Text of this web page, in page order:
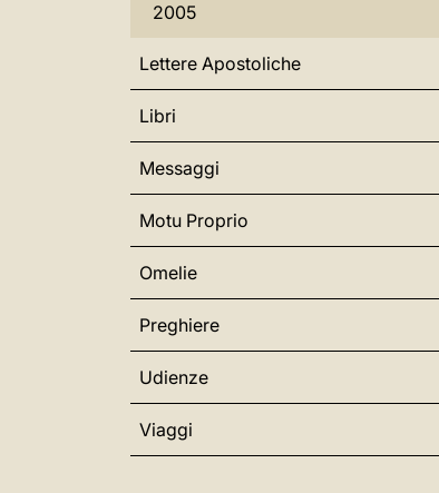
2005
Lettere Apostoliche
Libri
Messaggi
Motu Proprio
Omelie
Preghiere
Udienze
Viaggi